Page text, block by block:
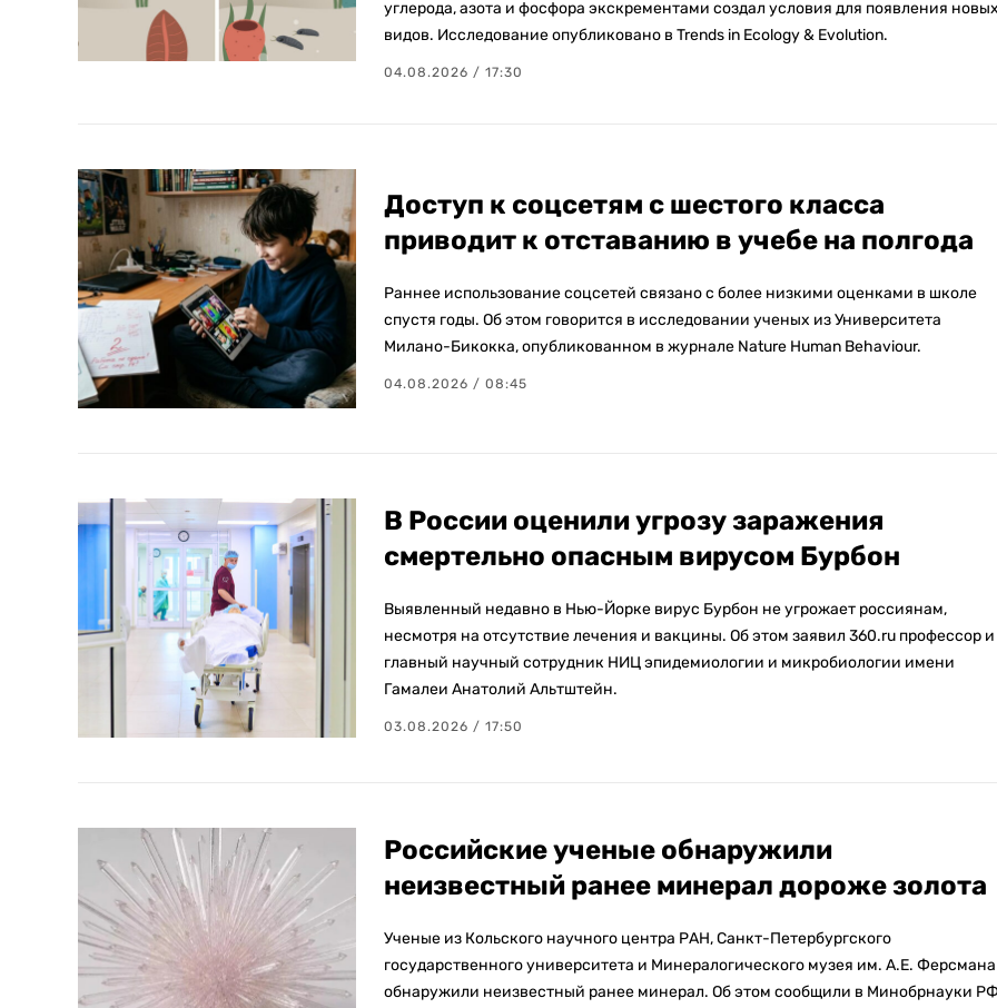
углерода, азота и фосфора экскрементами создал условия для появления новых
видов. Исследование опубликовано в Trends in Ecology & Evolution.
04.08.2026 / 17:30
Доступ к соцсетям с шестого класса
приводит к отставанию в учебе на полгода
Раннее использование соцсетей связано с более низкими оценками в школе
спустя годы. Об этом говорится в исследовании ученых из Университета
Милано-Бикокка, опубликованном в журнале Nature Human Behaviour.
04.08.2026 / 08:45
В России оценили угрозу заражения
смертельно опасным вирусом Бурбон
Выявленный недавно в Нью-Йорке вирус Бурбон не угрожает россиянам,
несмотря на отсутствие лечения и вакцины. Об этом заявил 360.ru профессор и
главный научный сотрудник НИЦ эпидемиологии и микробиологии имени
Гамалеи Анатолий Альтштейн.
03.08.2026 / 17:50
Российские ученые обнаружили
неизвестный ранее минерал дороже золота
Ученые из Кольского научного центра РАН, Санкт-Петербургского
государственного университета и Минералогического музея им. А.Е. Ферсмана
обнаружили неизвестный ранее минерал. Об этом сообщили в Минобрнауки